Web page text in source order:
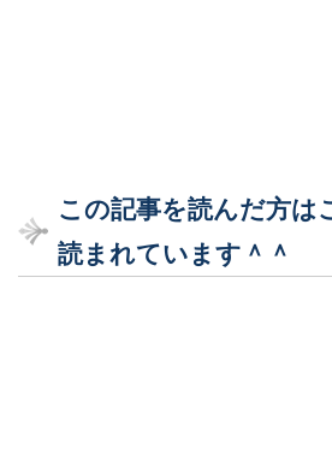
この記事を読んだ方は
読まれています＾＾